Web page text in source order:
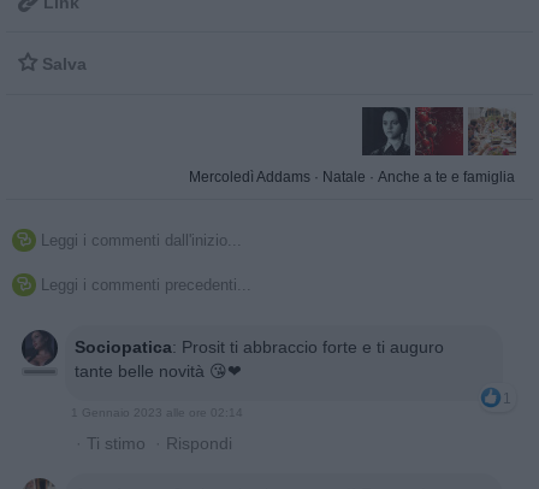
 Salva
Mercoledì Addams · Natale · Anche a te e famiglia
 Leggi i commenti dall'inizio...
 Leggi i commenti precedenti...
Sociopatica: Prosit ti abbraccio forte e ti auguro
tante belle novità 😘❤
1
1 Gennaio 2023 alle ore 02:14
· Ti stimo · Rispondi